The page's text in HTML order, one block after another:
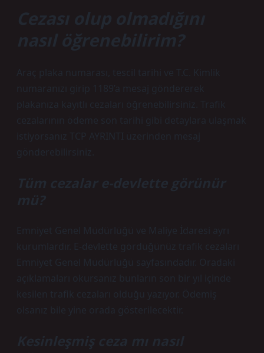
Cezası olup olmadığını
nasıl öğrenebilirim?
Araç plaka numarası, tescil tarihi ve T.C. Kimlik
numaranızı girip 1189’a mesaj göndererek
plakanıza kayıtlı cezaları öğrenebilirsiniz. Trafik
cezalarının ödeme son tarihi gibi detaylara ulaşmak
istiyorsanız TCP AYRINTI üzerinden mesaj
gönderebilirsiniz.
Tüm cezalar e-devlette görünür
mü?
Emniyet Genel Müdürlüğü ve Maliye İdaresi ayrı
kurumlardır. E-devlette gördüğünüz trafik cezaları
Emniyet Genel Müdürlüğü sayfasındadır. Oradaki
açıklamaları okursanız bunların son bir yıl içinde
kesilen trafik cezaları olduğu yazıyor. Ödemiş
olsanız bile yine orada gösterilecektir.
Kesinleşmiş ceza mı nasıl